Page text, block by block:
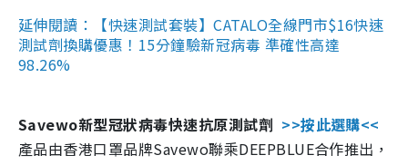
延伸閱讀：【快速測試套裝】CATALO全線門市$16快速
測試劑換購優惠！15分鐘驗新冠病毒 準確性高達
98.26%
Savewo新型冠狀病毒快速抗原測試劑 >>按此選購<<
產品由香港口罩品牌Savewo聯乘DEEPBLUE合作推出，